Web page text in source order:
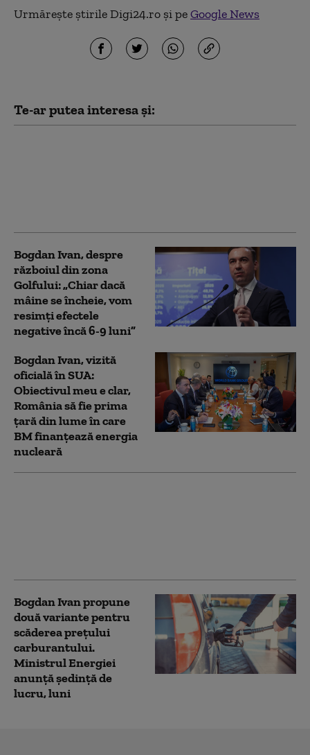
Urmărește știrile Digi24.ro și peGoogle News
Te-ar putea interesa și:
Bogdan Ivan, despre
războiul din zona
Golfului: „Chiar dacă
mâine se încheie, vom
resimți efectele
negative încă 6-9 luni”
Bogdan Ivan, vizită
oficială în SUA:
Obiectivul meu e clar,
România să fie prima
ţară din lume în care
BM finanţează energia
nucleară
Bogdan Ivan propune
două variante pentru
scăderea preţului
carburantului.
Ministrul Energiei
anunță ședință de
lucru, luni